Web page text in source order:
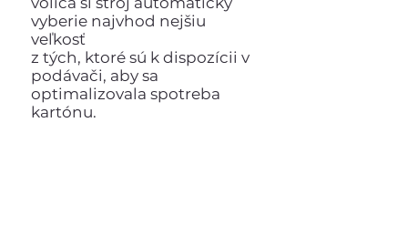
vyberie najvhod nejšiu
veľkosť
z tých, ktoré sú k dispozícii v
podávači, aby sa
optimalizovala spotreba
kartónu.